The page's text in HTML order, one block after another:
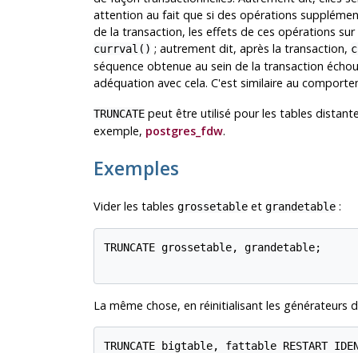
attention au fait que si des opérations
de la transaction, les effets de ces opérations
currval() ; autrement dit, après la transaction,
séquence obtenue au sein de la transaction
adéquation avec cela. C'est similaire au
TRUNCATEpeut être utilisé pour les tables
exemple, postgres_fdw.
Exemples
Vider les tables grossetableet grandetable:
TRUNCATE grossetable, grandetable;
La même chose, en réinitialisant les générateurs
TRUNCATE bigtable, fattable RESTART